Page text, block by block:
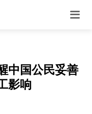
中国公民妥善
影响